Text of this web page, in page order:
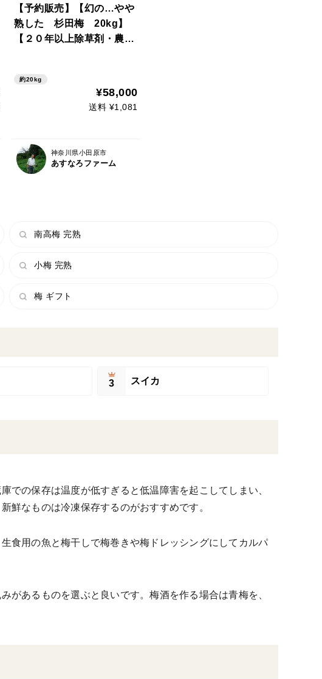
【予約販売】【幻の…やや
熟した 杉田梅 20kg】
【２０年以上除草剤・農薬
堆肥、草木 灰、米ぬか、化
学肥料は一切使わず。】
約20kg
¥58,000
送料 ¥1,081
神奈川県小田原市
あすなろファーム
南高梅 完熟
小梅 完熟
梅 ギフト
3 スイカ
での保存は温度が低すぎると低温障害を起こしてしまい、
鮮なものは冷凍保存するのがおすすめです。
食用の魚と梅干しで梅巻きや梅ドレッシングにしてカルパ
があるものを選ぶと良いです。梅酒を作る場合は青梅を、